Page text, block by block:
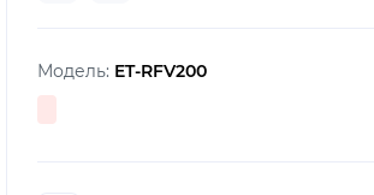
Модель: ET-RFV200